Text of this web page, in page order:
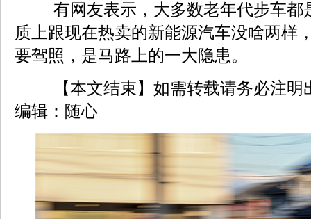
有网友表示，大多数老年代步车都
质上跟现在热卖的新能源汽车没啥两样
要驾照，是马路上的一大隐患。
【本文结束】如需转载请务必注明
编辑：随心